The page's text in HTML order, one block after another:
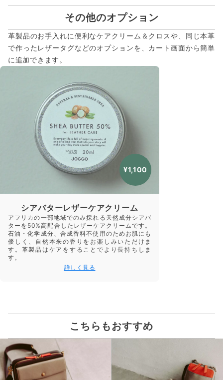
その他のオプション
革製品のお手入れに便利なケアクリーム＆クロスや、同じ本革
で作ったレザータグなどのオプションを、カート画面から簡単
に追加できます。
¥1,100
シアバターレザーケアクリーム
アフリカの一部地域でのみ採れる天然成分シアバ
ターを50%高配合したレザーケアクリームです。
石油・化学成分、合成香料不使用のためお肌にも
優しく、自然本来の香りをお楽しみいただけま
す。革製品はケアをすることでより長持ちしま
す。
詳しく見る
こちらもおすすめ